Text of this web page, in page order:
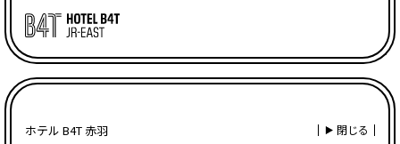
ホテル B4T 赤羽 閉じる